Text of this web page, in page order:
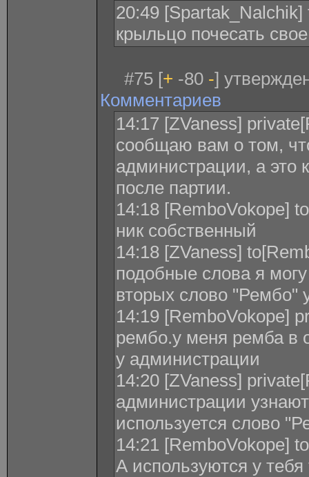
20:49
крыльцо почесать
#75 [+ -80 -]
Комментариев
14:17 [ZVaness]
сообщаю вам о том,
администрации, а это
после партии.
14:18 [RemboVokope]
ник собственный
14:18 [ZVaness]
подобные слова я могу
вторых слово "Рембо"
14:19 [RemboVokope]
рембо.у меня ремба в
у администрации
14:20 [ZVaness]
администрации
используется слово
14:21 [RemboVokope]
А используются у тебя